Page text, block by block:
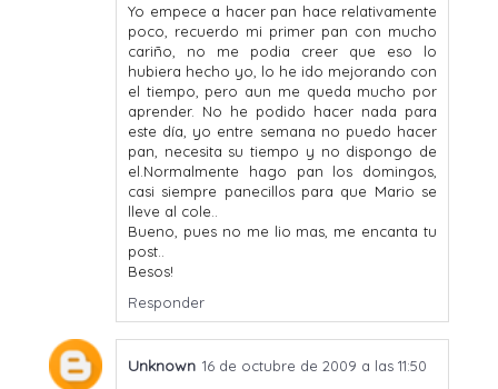
Yo empece a hacer pan hace relativamente
poco, recuerdo mi primer pan con mucho
cariño, no me podia creer que eso lo
hubiera hecho yo, lo he ido mejorando con
el tiempo, pero aun me queda mucho por
aprender. No he podido hacer nada para
este día, yo entre semana no puedo hacer
pan, necesita su tiempo y no dispongo de
el.Normalmente hago pan los domingos,
casi siempre panecillos para que Mario se
lleve al cole..
Bueno, pues no me lio mas, me encanta tu
post..
Besos!
Responder
Unknown 16 de octubre de 2009 a las 11:50